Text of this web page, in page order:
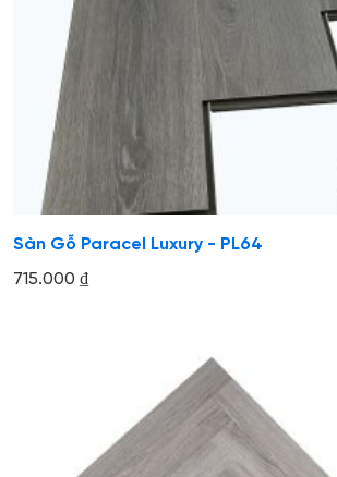
Sàn Gỗ Paracel Luxury - PL64
715.000 ₫